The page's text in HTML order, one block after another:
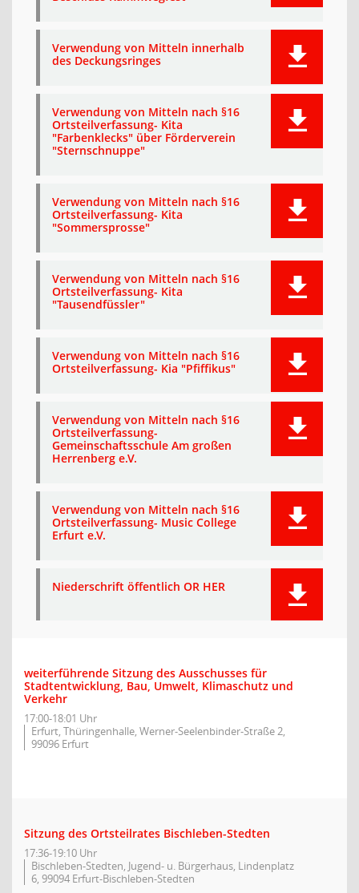
Verwendung von Mitteln innerhalb
des Deckungsringes
Verwendung von Mitteln nach §16
Ortsteilverfassung- Kita
"Farbenklecks" über Förderverein
"Sternschnuppe"
Verwendung von Mitteln nach §16
Ortsteilverfassung- Kita
"Sommersprosse"
Verwendung von Mitteln nach §16
Ortsteilverfassung- Kita
"Tausendfüssler"
Verwendung von Mitteln nach §16
Ortsteilverfassung- Kia "Pfiffikus"
Verwendung von Mitteln nach §16
Ortsteilverfassung-
Gemeinschaftsschule Am großen
Herrenberg e.V.
Verwendung von Mitteln nach §16
Ortsteilverfassung- Music College
Erfurt e.V.
Niederschrift öffentlich OR HER
weiterführende Sitzung des Ausschusses für
Stadtentwicklung, Bau, Umwelt, Klimaschutz und
Verkehr
17:00-18:01 Uhr
Erfurt, Thüringenhalle, Werner-Seelenbinder-Straße 2,
99096 Erfurt
Sitzung des Ortsteilrates Bischleben-Stedten
17:36-19:10 Uhr
Bischleben-Stedten, Jugend- u. Bürgerhaus, Lindenplatz
6, 99094 Erfurt-Bischleben-Stedten